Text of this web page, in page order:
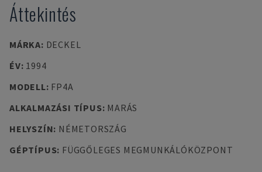
Áttekintés
MÁRKA: DECKEL
ÉV: 1994
MODELL: FP4A
ALKALMAZÁSI TÍPUS: MARÁS
HELYSZÍN: NÉMETORSZÁG
GÉPTÍPUS: FÜGGŐLEGES MEGMUNKÁLÓKÖZPONT